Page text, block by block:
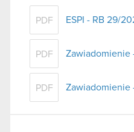
PDF ESPI - RB 29/
PDF Zawiadomienie
PDF Zawiadomienie